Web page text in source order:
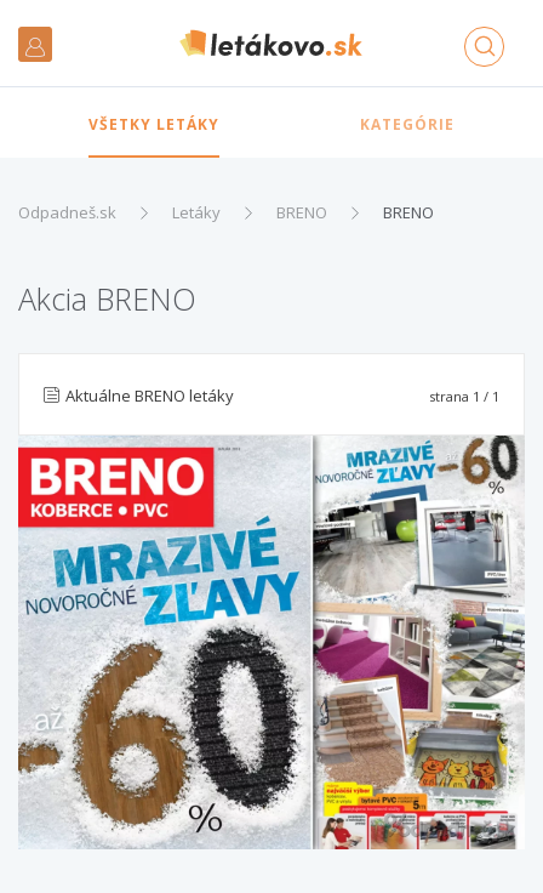
VŠETKY LETÁKY KATEGÓRIE
Odpadneš.sk Letáky BRENO BRENO
Akcia BRENO
Aktuálne BRENO letáky strana 1 / 1